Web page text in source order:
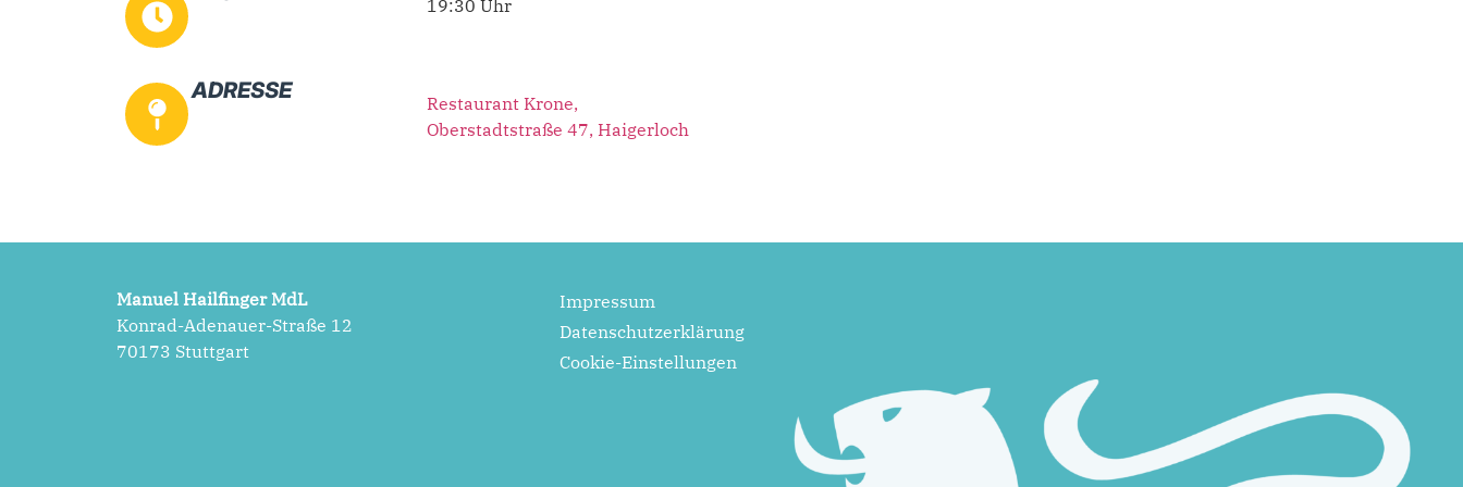
19:30 Uhr
ADRESSE
Restaurant Krone,
Oberstadtstraße 47, Haigerloch
Manuel Hailfinger MdL
Konrad-Adenauer-Straße 12
70173 Stuttgart
Impressum
Datenschutzerklärung
Cookie-Einstellungen